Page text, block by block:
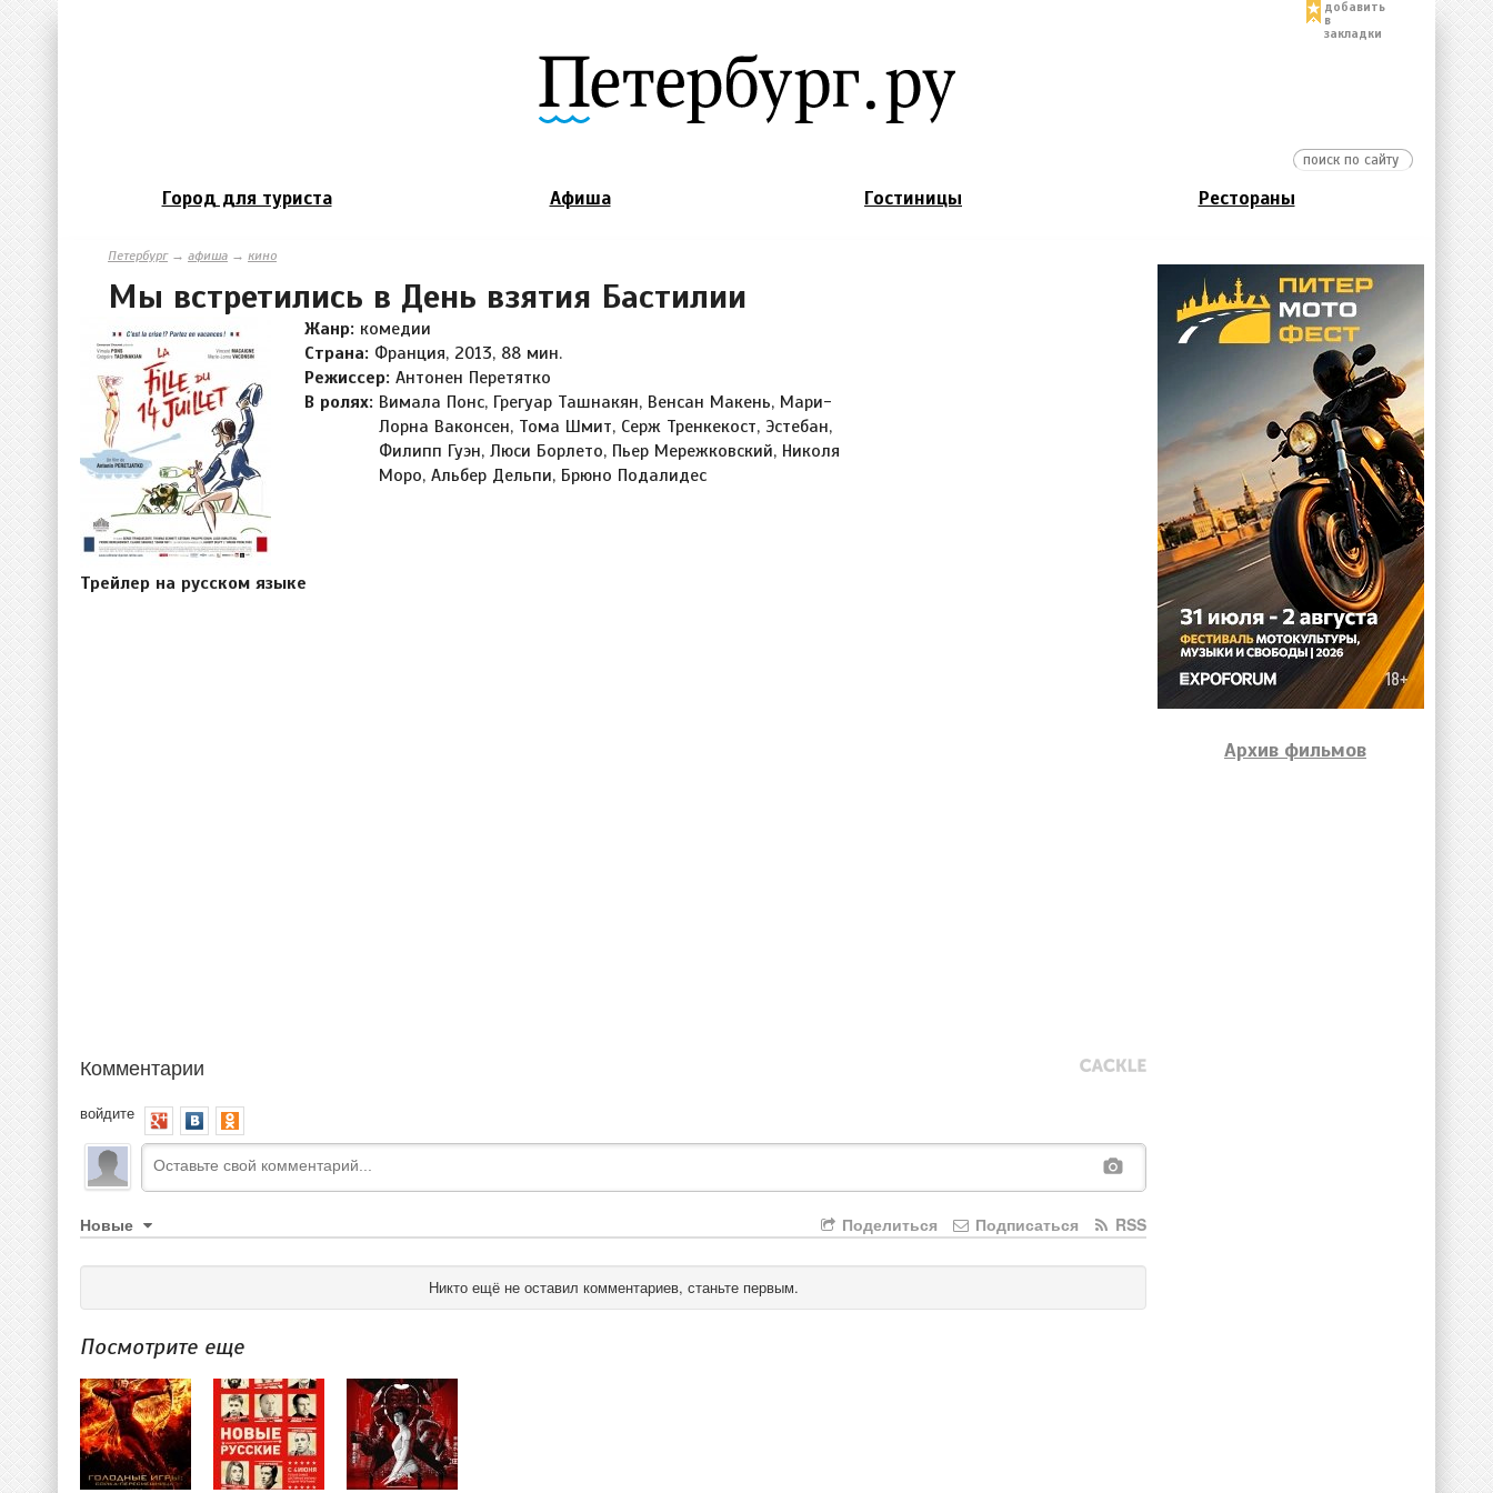
добавить
в
закладки
Город для туриста Афиша Гостиницы Рестораны
Петербург→ афиша → кино
Мы встретились в День взятия Бастилии
Жанр: комедии
Страна: Франция, 2013, 88 мин.
Режиссер: Антонен Перетятко
В ролях: Вимала Понс, Грегуар Ташнакян, Венсан Макень, Мари-
Лорна Ваконсен, Тома Шмит, Серж Тренкекост, Эстебан,
Филипп Гуэн, Люси Борлето, Пьер Мережковский, Николя
Моро, Альбер Дельпи, Брюно Подалидес
Трейлер на русском языке
Комментарии
войдите
Новые RSS
Подписаться
Поделиться
Никто ещё не оставил комментариев, станьте первым.
Посмотрите еще
Архив фильмов